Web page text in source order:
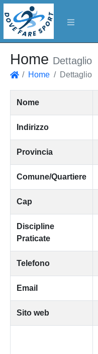
Home Dettaglio
Home Dettaglio
Nome
Indirizzo
Provincia
Comune/Quartiere
Cap
Discipline
Praticate
Telefono
Email
Sito web